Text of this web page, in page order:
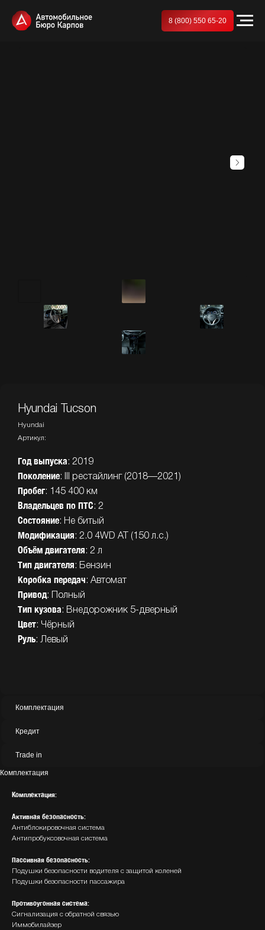
8 (800) 550 65-20
Hyundai Tucson
Hyundai
Артикул:
Год выпуска : 2019
Поколение: III рестайлинг (2018—2021)
Пробег: 145 400 км
Владельцев по ПТС : 2
Состояние: Не битый
Модификация : 2.0 4WD AT (150 л.с.)
Объём двигателя : 2 л
Тип двигателя : Бензин
Коробка передач : Автомат
Привод: Полный
Тип кузова : Внедорожник 5-дверный
Цвет: Чёрный
Руль: Левый
Комплектация
Кредит
Trade in
Комплектация
Комплектация:
Активная безопасность:
Антиблокировочная система
Антипробуксовочная система
Пассивная безопасность:
Подушки безопасности водителя с защитой коленей
Подушки безопасности пассажира
Противоугонная система:
Сигнализация с обратной связью
Иммобилайзер